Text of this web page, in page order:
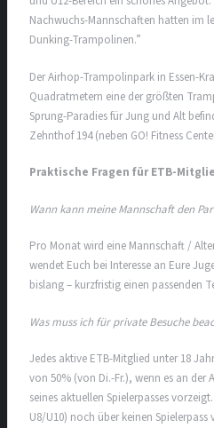
Nachwuchs-Mannschaften hatten im
Dunking-Trampolinen.”
Der Airhop-Trampolinpark in Essen-
Quadratmetern eine der größten
Sprung-Paradies für Jung und Alt
Zehnthof 194 (neben GO! Fitness
Praktische Fragen für ETB-
Wann kann meine Mannschaft den
Pro Monat wird eine Mannschaft /
wendet Euch bei Interesse an Eure
bislang – kurzfristig einen passenden
Was muss ich für private Besuche
Jedes aktive ETB-Mitglied unter 18
von 50% (von Di.-Fr.), wenn es an der
seines aktuellen Spielerpasses
U8/U10) noch über keinen